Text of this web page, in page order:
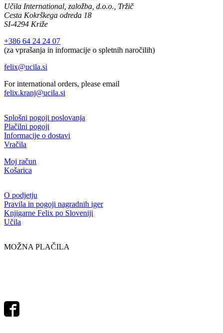
Učila International, založba, d.o.o., Tržič
Cesta Kokrškega odreda 18
SI-4294 Križe
+386 64 24 24 07
(za vprašanja in informacije o spletnih naročilih)
felix@ucila.si
For international orders, please email
felix.kranj@ucila.si
Splošni pogoji poslovanja
Plačilni pogoji
Informacije o dostavi
Vračila
Moj račun
Košarica
O podjetju
Pravila in pogoji nagradnih iger
Knjigarne Felix po Sloveniji
Učila
MOŽNA PLAČILA